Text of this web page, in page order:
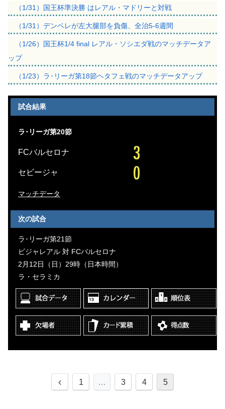
（1/31）国王杯準決勝 はレアル・マドリーと対戦
（1/31）デンベレが左大腿部を負傷、全治5-6週間
（1/26）国王杯1/4 final レアル・ソシエダ戦のマッチデータア
ップ
（1/23）ラ･リーガ第18節ヘタフェ戦のマッチデータアップ
試合結果
ラ･リーガ第20節
FCバルセロナ
セビージャ
マッチデータ
次の試合
ラ･リーガ第21節
ビジャレアル 対 FCバルセロナ
2月12日（日）29時（日本時間）
ラ・セラミカ
1 … 3 4 5